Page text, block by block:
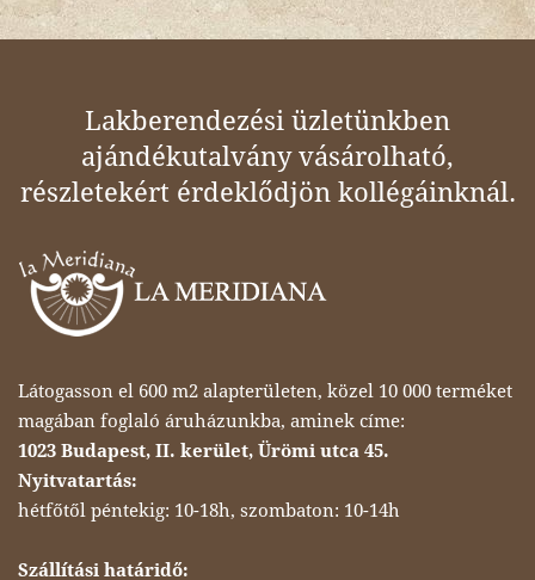
Lakberendezési üzletünkben
ajándékutalvány vásárolható,
részletekért érdeklődjön kollégáinknál.
Látogasson el 600 m2 alapterületen, közel 10 000 terméket
magában foglaló áruházunkba, aminek címe:
1023 Budapest, II. kerület, Ürömi utca 45.
Nyitvatartás:
hétfőtől péntekig: 10-18h, szombaton: 10-14h
Szállítási határidő: